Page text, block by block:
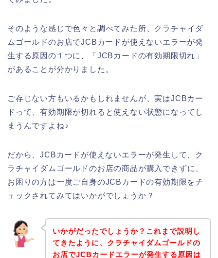
そのような感じで色々と調べてみた所、クラチャイダ
ムゴールドのお店でJCBカードが使えないエラーが発
生する原因の１つに、「JCBカードの有効期限切れ」
があることが分かりました。
ご存じない方もいるかもしれませんが、実はJCBカー
ドって、有効期限が切れると使えない状態になってし
まうんですよね♪
だから、JCBカードが使えないエラーが発生して、ク
ラチャイダムゴールドのお店の商品が購入できずに、
お困りの方は一度ご自身のJCBカードの有効期限をチ
ェックされてみてはいかがでしょうか？
いかがだったでしょうか？これまで説明し
てきたように、クラチャイダムゴールドの
お店でJCBカードエラーが発生する原因は